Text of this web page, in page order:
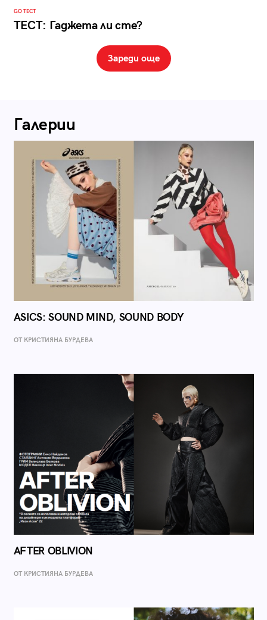
GO ТЕСТ
ТЕСТ: Гаджета ли сте?
Зареди още
Галерии
ASICS: SOUND MIND, SOUND BODY
ОТ КРИСТИЯНА БУРДЕВА
AFTER OBLIVION
ОТ КРИСТИЯНА БУРДЕВА